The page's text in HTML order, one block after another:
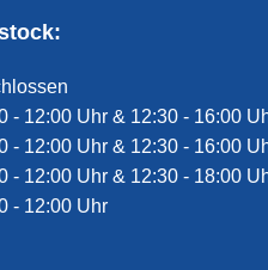
- 12:00 Uhr & 12:30 - 16:00
- 12:00 Uhr & 12:30 - 16:00
- 12:00 Uhr & 12:30 - 18:00
- 12:00 Uhr